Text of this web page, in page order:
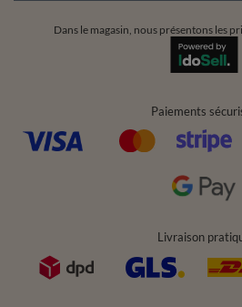
Dans le magasin, nous présentons les
Paiements
Livraison